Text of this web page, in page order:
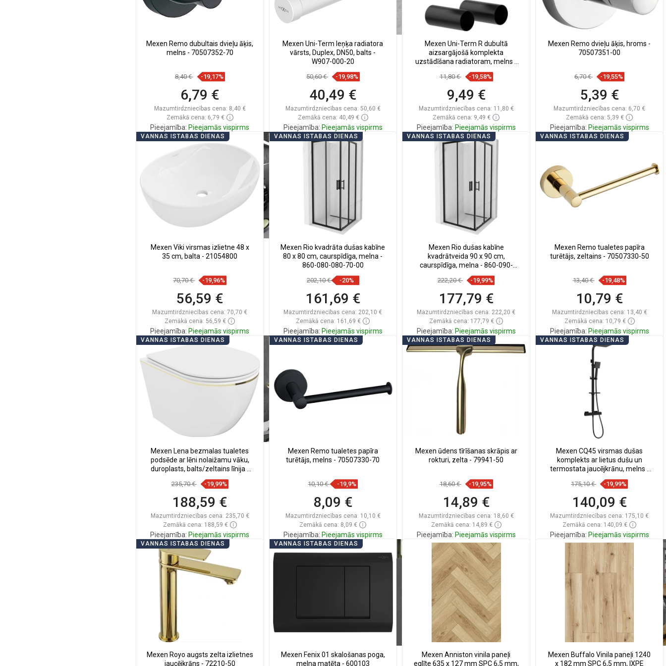
Mexen Remo dubultais dvieļu āķis,
melns - 70507352-70
8,40 € -19,17%
6,79 €
Mazumtirdzniecības cena: 8,40 €
Zemākā cena: 6,79 €
Pieejamība: Pieejamās vispirms
Ielikt grozā
Mexen Uni-Term leņķa radiatora
vārsts, Duplex, DN50, balts -
W907-000-20
50,60 € -19,98%
40,49 €
Mazumtirdzniecības cena: 50,60 €
Zemākā cena: 40,49 €
Pieejamība: Pieejamās vispirms
Ielikt grozā
Mexen Uni-Term R dubultā
aizsargājošā komplekta
uzstādīšana radiatoram, melns -
W905-000-70
11,80 € -19,58%
9,49 €
Mazumtirdzniecības cena: 11,80 €
Zemākā cena: 9,49 €
Pieejamība: Pieejamās vispirms
Ielikt grozā
Mexen Remo dvieļu āķis, hroms -
70507351-00
6,70 € -19,55%
5,39 €
Mazumtirdzniecības cena: 6,70 €
Zemākā cena: 5,39 €
Pieejamība: Pieejamās vispirms
VANNAS ISTABAS DIENAS
Mexen Viki virsmas izlietne 48 x
35 cm, balta - 21054800
70,70 € -19,96%
56,59 €
Mazumtirdzniecības cena: 70,70 €
Zemākā cena: 56,59 €
Pieejamība: Pieejamās vispirms
Salīdzināt
VANNAS ISTABAS DIENAS
Mexen Rio kvadrāta dušas kabīne
80 x 80 cm, caurspīdīga, melna -
860-080-080-70-00
202,10 € -20%
161,69 €
Mazumtirdzniecības cena: 202,10 €
Zemākā cena: 161,69 €
Pieejamība: Pieejamās vispirms
VANNAS ISTABAS DIENAS
Mexen Rio dušas kabīne
kvadrātveida 90 x 90 cm,
caurspīdīga, melna - 860-090-
090-70-00
222,20 € -19,99%
177,79 €
Mazumtirdzniecības cena: 222,20 €
Zemākā cena: 177,79 €
Pieejamība: Pieejamās vispirms
Ielikt grozā
VANNAS ISTABAS DIENAS
Mexen Remo tualetes papīra
turētājs, zeltains - 70507330-50
13,40 € -19,48%
10,79 €
Mazumtirdzniecības cena: 13,40 €
Zemākā cena: 10,79 €
Pieejamība: Pieejamās vispirms
Ielikt grozā
VANNAS ISTABAS DIENAS
Mexen Lena bezmalas tualetes
podsēde ar lēni nolaižamu vāku,
duroplasts, balts/zeltains līnija -
30224005
235,70 € -19,99%
188,59 €
Mazumtirdzniecības cena: 235,70 €
Zemākā cena: 188,59 €
Pieejamība: Pieejamās vispirms
Ielikt grozā
favorite_border Iecienītākie
Salīdzināt
VANNAS ISTABAS DIENAS
Mexen Remo tualetes papīra
turētājs, melns - 70507330-70
10,10 € -19,9%
8,09 €
Mazumtirdzniecības cena: 10,10 €
Zemākā cena: 8,09 €
Pieejamība: Pieejamās vispirms
Ielikt grozā
VANNAS ISTABAS DIENAS
Mexen ūdens tīrīšanas skrāpis ar
rokturi, zelta - 79941-50
18,60 € -19,95%
14,89 €
Mazumtirdzniecības cena: 18,60 €
Zemākā cena: 14,89 €
Pieejamība: Pieejamās vispirms
Ielikt grozā
favorite_border Iecienītākie
Salīdzināt
VANNAS ISTABAS DIENAS
Mexen CQ45 virsmas dušas
komplekts ar lietus dušu un
termostata jaucējkrānu, melns -
772504595-70
175,10 € -19,99%
140,09 €
Mazumtirdzniecības cena: 175,10 €
Zemākā cena: 140,09 €
Pieejamība: Pieejamās vispirms
Ielikt grozā
favorite_border Iecienītākie
Salīdzināt
VANNAS ISTABAS DIENAS
Mexen Royo augsts zelta izlietnes
jaucējkrāns - 72210-50
VANNAS ISTABAS DIENAS
Mexen Fenix 01 skalošanas poga,
melna matēta - 600103
Mexen Anniston vinila paneļi
eglīte 635 x 127 mm SPC 6,5 mm,
Mexen Buffalo Vinila paneļi 1240
x 182 mm SPC 6,5 mm, IXPE